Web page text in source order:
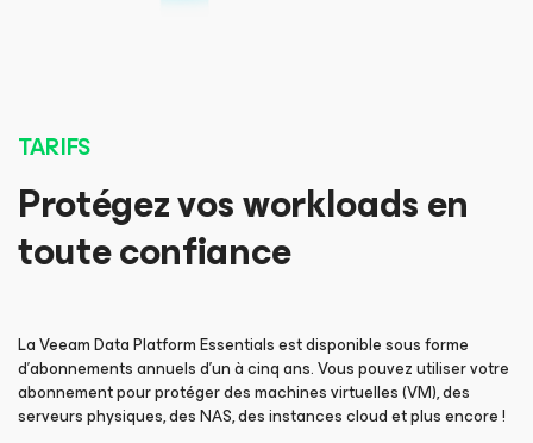
TARIFS
Protégez vos workloads en
toute confiance
La Veeam Data Platform Essentials est disponible sous forme
d’abonnements annuels d’un à cinq ans. Vous pouvez utiliser votre
abonnement pour protéger des machines virtuelles (VM), des
serveurs physiques, des NAS, des instances cloud et plus encore !